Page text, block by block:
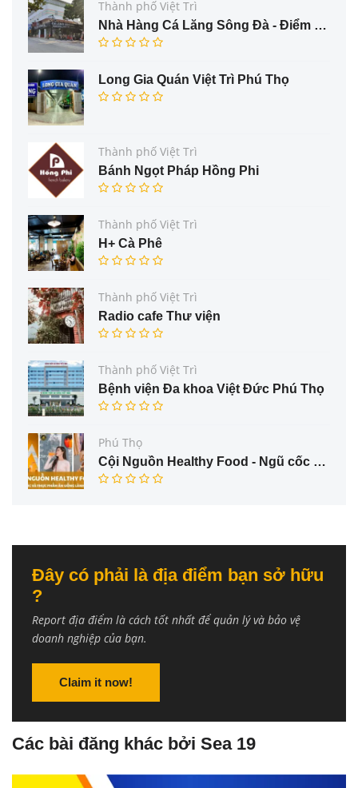
Thành phố Việt Trì
Nhà Hàng Cá Lăng Sông Đà - Điểm Đến Hấp Dẫn Cho Thực Khách Yêu Thích Cá Đặc Sản
Long Gia Quán Việt Trì Phú Thọ
Thành phố Việt Trì
Bánh Ngọt Pháp Hồng Phi
Thành phố Việt Trì
H+ Cà Phê
Thành phố Việt Trì
Radio cafe Thư viện
Thành phố Việt Trì
Bệnh viện Đa khoa Việt Đức Phú Thọ
Phú Thọ
Cội Nguồn Healthy Food - Ngũ cốc và thực phẩm ăn uống lành mạnh
Đây có phải là địa điểm bạn sở hữu
?
Report địa điểm là cách tốt nhất để quản lý và bảo vệ
doanh nghiệp của bạn.
Claim it now!
Các bài đăng khác bởi Sea 19